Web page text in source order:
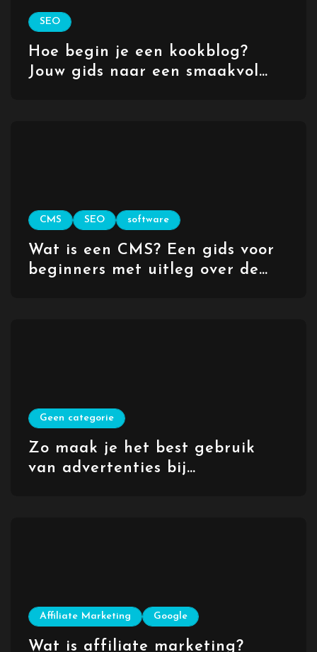
SEO
Hoe begin je een kookblog?
Jouw gids naar een smaakvol
CMS SEO software
Wat is een CMS? Een gids voor
beginners met uitleg over de
Geen categorie
Zo maak je het best gebruik
van advertenties bij
Affiliate Marketing Google
Wat is affiliate marketing?